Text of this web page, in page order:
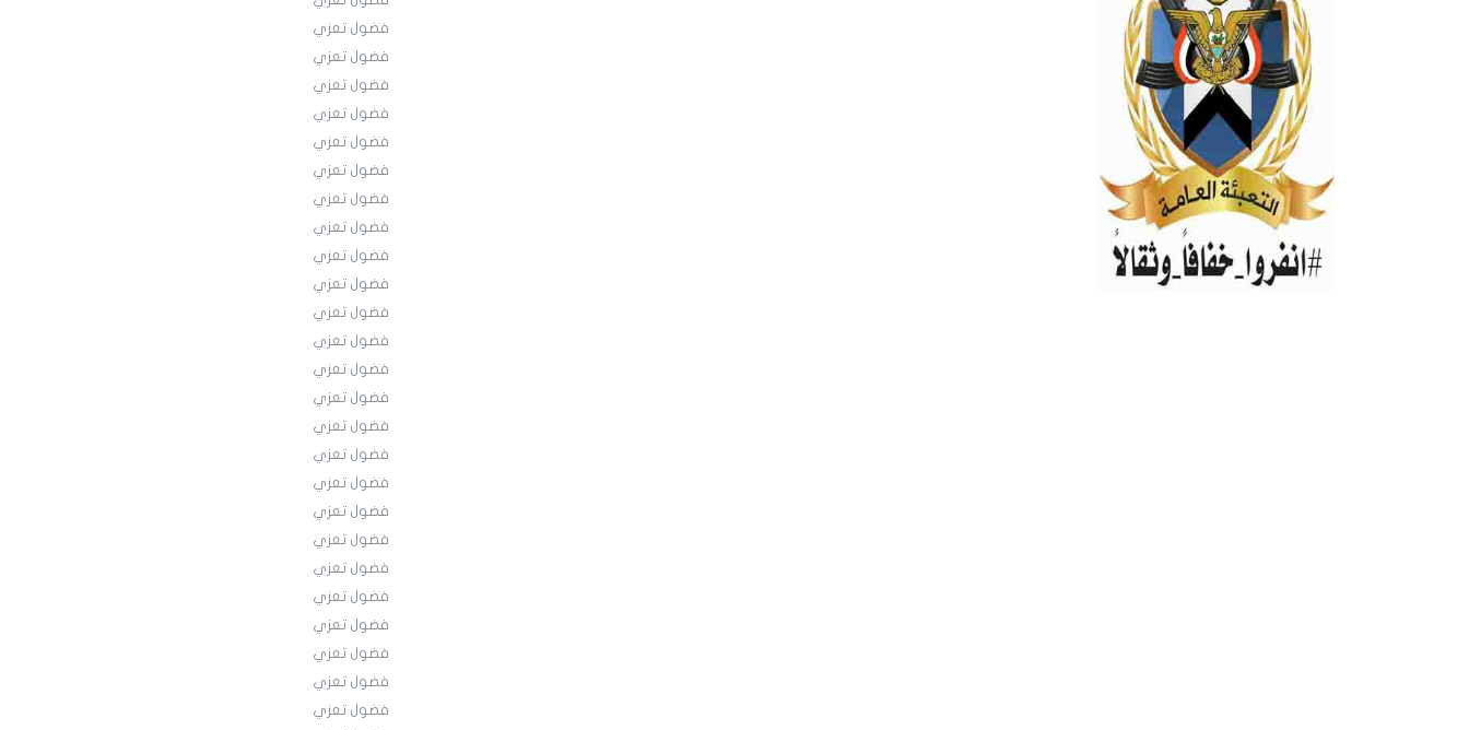
فضول تعزي
فضول تعزي
فضول تعزي
فضول تعزي
فضول تعزي
فضول تعزي
فضول تعزي
فضول تعزي
فضول تعزي
فضول تعزي
فضول تعزي
فضول تعزي
فضول تعزي
فضول تعزي
فضول تعزي
فضول تعزي
فضول تعزي
فضول تعزي
فضول تعزي
فضول تعزي
فضول تعزي
فضول تعزي
فضول تعزي
فضول تعزي
فضول تعزي